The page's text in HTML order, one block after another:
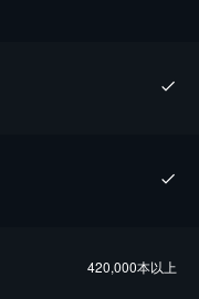
420,000本以上